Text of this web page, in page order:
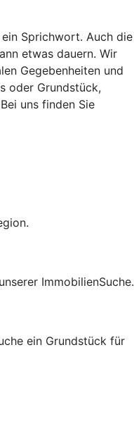
ein Sprichwort. Auch die
etwas dauern. Wir
Gegebenheiten und
oder Grundstück,
uns finden Sie
ImmobilienSuche.
ein Grundstück für